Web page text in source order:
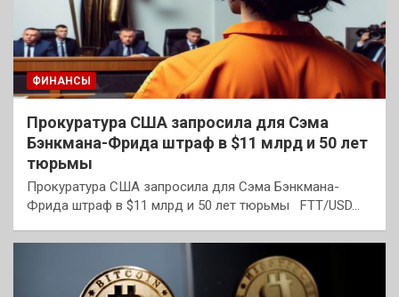
ФИНАНСЫ
Прокуратура США запросила для Сэма
Бэнкмана-Фрида штраф в $11 млрд и 50 лет
тюрьмы
Прокуратура США запросила для Сэма Бэнкмана-
Фрида штраф в $11 млрд и 50 лет тюрьмы FTT/USD…